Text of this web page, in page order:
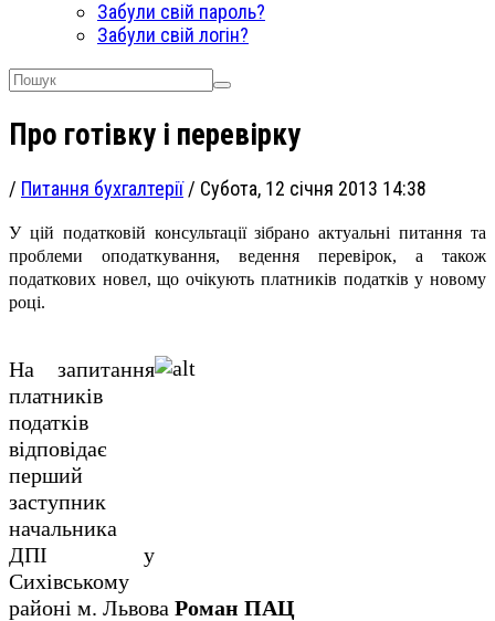
Забули свій пароль?
Забули свій логін?
Про готівку і перевірку
/ Питання бухгалтерії / Субота, 12 січня 2013 14:38
У цій податковій консультації зібрано актуальні питання та
проблеми оподаткування, ведення перевірок, а також
податкових новел, що очікують платників податків у новому
році.
На запитання
платників
податків
відповідає
перший
заступник
начальника
ДПІ у
Сихівському
районі м. Львова Роман ПАЦ